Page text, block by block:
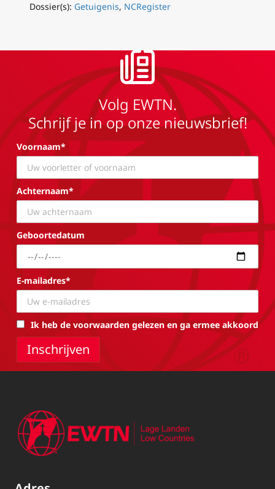
Dossier(s): Getuigenis, NCRegister
Volg EWTN.
Schrijf je in op onze nieuwsbrief!
Voornaam*
Achternaam*
Geboortedatum
E-mailadres*
Ik heb de voorwaarden gelezen en ga ermee akkoord